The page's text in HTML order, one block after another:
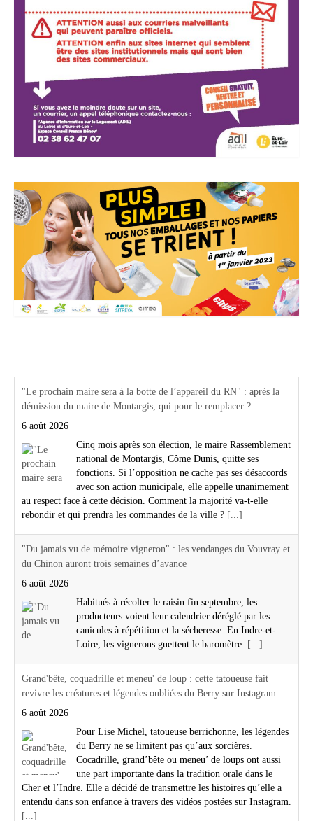
"Le prochain maire sera à la botte de l’appareil du RN" : après la
démission du maire de Montargis, qui pour le remplacer ?
6 août 2026
Cinq mois après son élection, le maire Rassemblement
national de Montargis, Côme Dunis, quitte ses
fonctions. Si l’opposition ne cache pas ses désaccords
avec son action municipale, elle appelle unanimement
au respect face à cette décision. Comment la majorité va-t-elle
rebondir et qui prendra les commandes de la ville ? [...]
"Du jamais vu de mémoire vigneron" : les vendanges du Vouvray et
du Chinon auront trois semaines d’avance
6 août 2026
Habitués à récolter le raisin fin septembre, les
producteurs voient leur calendrier déréglé par les
canicules à répétition et la sécheresse. En Indre-et-
Loire, les vignerons guettent le baromètre. [...]
Grand'bête, coquadrille et meneu' de loup : cette tatoueuse fait
revivre les créatures et légendes oubliées du Berry sur Instagram
6 août 2026
Pour Lise Michel, tatoueuse berrichonne, les légendes
du Berry ne se limitent pas qu’aux sorcières.
Cocadrille, grand’bête ou meneu’ de loups ont aussi
une part importante dans la tradition orale dans le
Cher et l’Indre. Elle a décidé de transmettre les histoires qu’elle a
entendu dans son enfance à travers des vidéos postées sur Instagram.
[...]